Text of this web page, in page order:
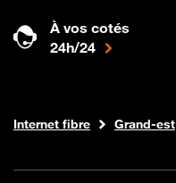
À vos cotés
24h/24
Boutique Orange
Internet fibre Grand-est